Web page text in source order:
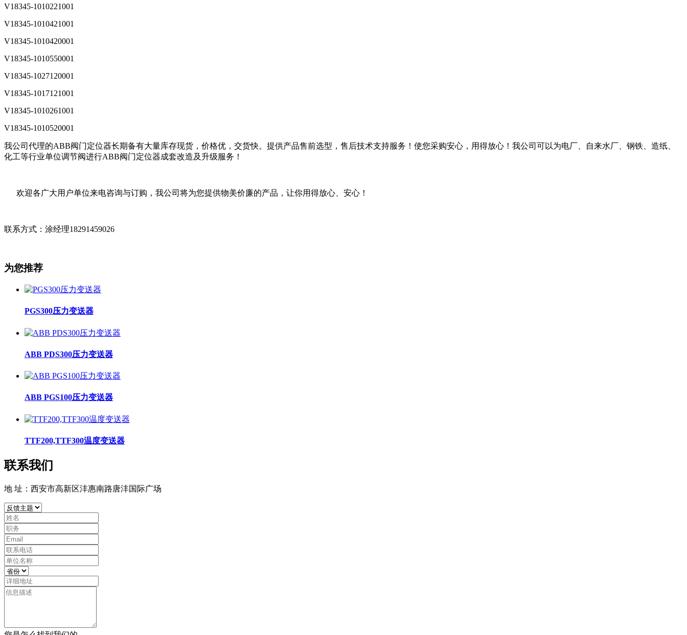
V18345-1010221001
V18345-1010421001
V18345-1010420001
V18345-1010550001
V18345-1027120001
V18345-1017121001
V18345-1010261001
V18345-1010520001
我公司代理的ABB阀门定位器长期备有大量库存现货，价格优，交货快。提供产品售前选型，售后技术支持服务！使您采购安心，用得放心！我公司可以为电厂、自来水厂、钢铁、造纸、
化工等行业单位调节阀进行ABB阀门定位器成套改造及升级服务！
欢迎各广大用户单位来电咨询与订购，我公司将为您提供物美价廉的产品，让你用得放心、安心！
联系方式：涂经理18291459026
为您推荐
PGS300压力变送器
ABB PDS300压力变送器
ABB PGS100压力变送器
TTF200,TTF300温度变送器
联系我们
地 址：西安市高新区沣惠南路唐沣国际广场